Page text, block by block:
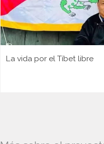
La vida por el Tíbet libre